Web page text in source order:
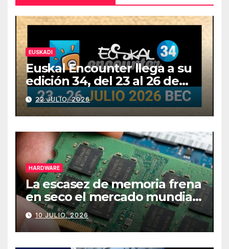
EUSKADI
Euskal Encounter llega a su
edición 34, del 23 al 26 de
julio
22 JULIO, 2026
HARDWARE
La escasez de memoria frena
en seco el mercado mundial
de PCs
10 JULIO, 2026